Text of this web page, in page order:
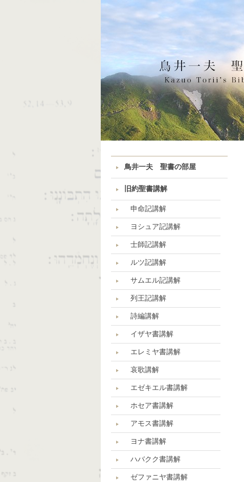
鳥井一夫 聖書の部屋
旧約聖書講解
申命記講解
ヨシュア記講解
士師記講解
ルツ記講解
サムエル記講解
列王記講解
詩編講解
イザヤ書講解
エレミヤ書講解
哀歌講解
エゼキエル書講解
ホセア書講解
アモス書講解
ヨナ書講解
ハバクク書講解
ゼファニヤ書講解